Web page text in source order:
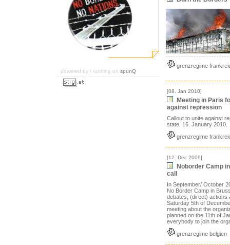
powered by / running on spunQ
grenzregime
[08. Jan 2010]
Meeting in Paris
against repression
Callout to unite against
state, 16. January 2010.
grenzregime
[12. Dec 2009]
Noborder Camp
call
In September/ October
No Border Camp in
debates, (direct) actions
Saturday 5th of
meeting about the
planned on the 11th of
everybody to join the
grenzregime belgien